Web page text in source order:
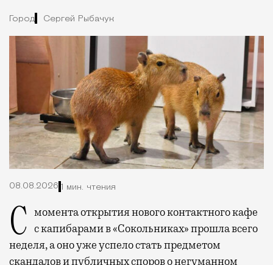
Город Сергей Рыбачук
08.08.2026 1 мин. чтения
С момента открытия нового контактного кафе с капибарами в «Сокольниках» прошла всего
неделя, а оно уже успело стать предметом
скандалов и публичных споров о негуманном